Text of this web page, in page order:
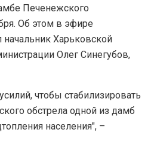
Печенежского
Об этом в эфире
Харьковской
Олег Синегубов,
чтобы стабилизировать
обстрела одной из дамб
населения", –